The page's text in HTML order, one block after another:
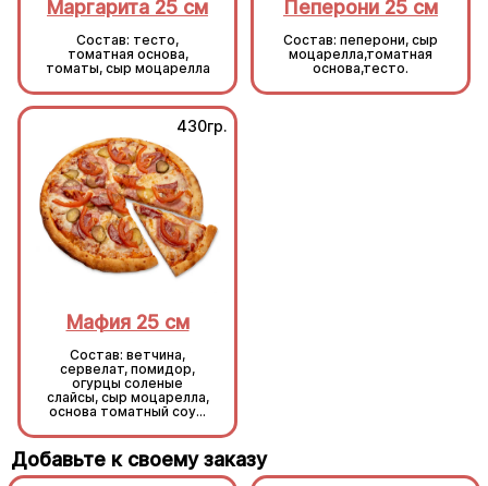
Маргарита 25 см
Состав: тесто,
томатная основа,
томаты, сыр моцарелла
Пеперони 25 см
Состав: пеперони, сыр
моцарелла,томатная
основа,тесто.
430гр.
Мафия 25 см
Состав: ветчина,
сервелат, помидор,
огурцы соленые
слайсы, сыр моцарелла,
основа томатный соус,
Добавьте к своему заказу